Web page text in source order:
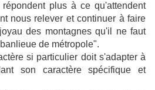
plus à ce qu'attendent
nous relever et continuer à faire
des montagnes qu'il ne faut
de métropole".
si particulier doit s'adapter à
son caractère spécifique et